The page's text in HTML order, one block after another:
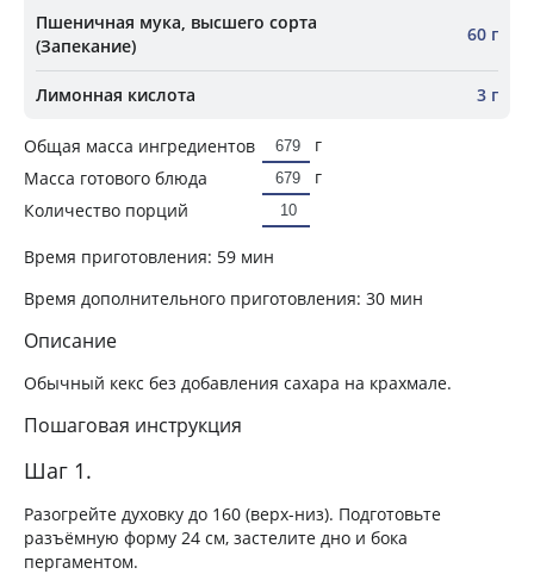
Пшеничная мука, высшего сорта
(Запекание)
60 г
Лимонная кислота 3 г
Общая масса ингредиентов
г
Масса готового блюда
г
Количество порций
Время приготовления: 59 мин
Время дополнительного приготовления: 30 мин
Описание
Обычный кекс без добавления сахара на крахмале.
Пошаговая инструкция
Шаг 1.
Разогрейте духовку до 160 (верх-низ). Подготовьте
разъёмную форму 24 см, застелите дно и бока
пергаментом.